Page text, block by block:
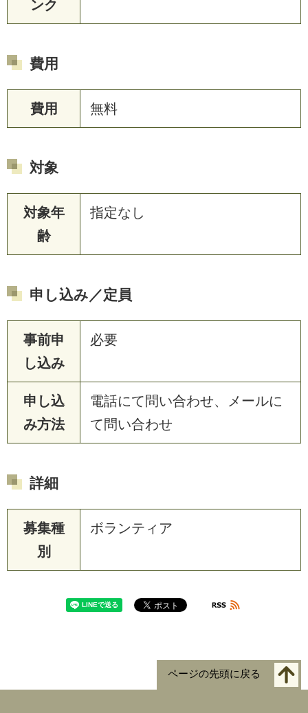
ンク
費用
費用 無料
対象
対象年
齢
指定なし
申し込み／定員
事前申
し込み
必要
申し込
み方法
電話にて問い合わせ、メールに
て問い合わせ
詳細
募集種
別
ボランティア
ページの先頭に戻る